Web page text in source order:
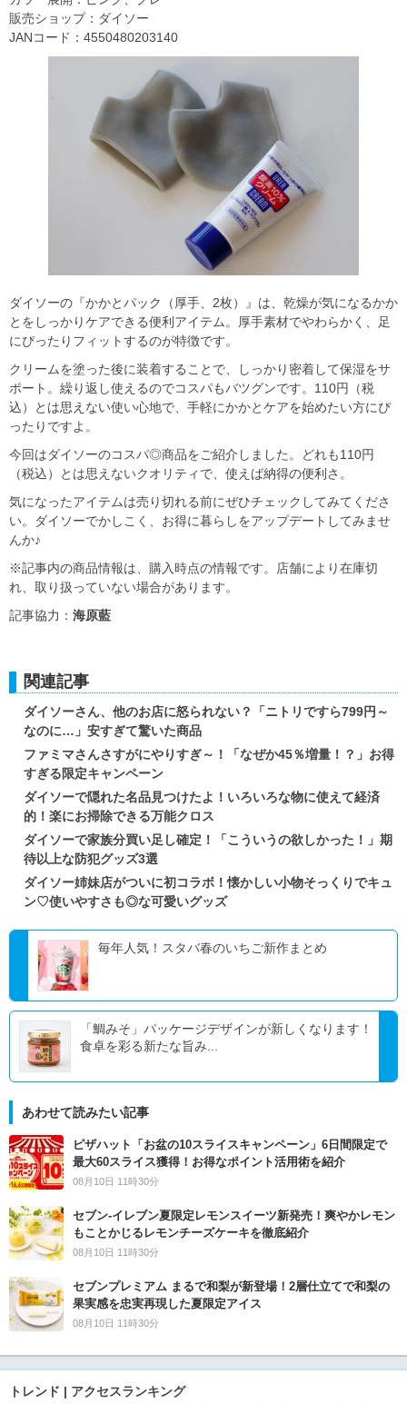
販売ショップ：ダイソー
JANコード：4550480203140
ダイソーの『かかとパック（厚手、2枚）』は、乾燥が気になるかか
とをしっかりケアできる便利アイテム。厚手素材でやわらかく、足
にぴったりフィットするのが特徴です。
クリームを塗った後に装着することで、しっかり密着して保湿をサ
ポート。繰り返し使えるのでコスパもバツグンです。110円（税
込）とは思えない使い心地で、手軽にかかとケアを始めたい方にぴ
ったりですよ。
今回はダイソーのコスパ◎商品をご紹介しました。どれも110円
（税込）とは思えないクオリティで、使えば納得の便利さ。
気になったアイテムは売り切れる前にぜひチェックしてみてくださ
い。ダイソーでかしこく、お得に暮らしをアップデートしてみませ
んか♪
※記事内の商品情報は、購入時点の情報です。店舗により在庫切
れ、取り扱っていない場合があります。
記事協力： 海原藍
関連記事
ダイソーさん、他のお店に怒られない？「ニトリですら799円～
なのに…」安すぎて驚いた商品
ファミマさんさすがにやりすぎ～！「なぜか45％増量！？」お得
すぎる限定キャンペーン
ダイソーで隠れた名品見つけたよ！いろいろな物に使えて経済
的！楽にお掃除できる万能クロス
ダイソーで家族分買い足し確定！「こういうの欲しかった！」期
待以上な防犯グッズ3選
ダイソー姉妹店がついに初コラボ！懐かしい小物そっくりでキュ
ン♡使いやすさも◎な可愛いグッズ
毎年人気！スタバ春のいちご新作まとめ
「鯛みそ」パッケージデザインが新しくなります！
食卓を彩る新たな旨み...
あわせて読みたい記事
ピザハット「お盆の10スライスキャンペーン」6日間限定で
最大60スライス獲得！お得なポイント活用術を紹介
08月10日 11時30分
セブン‐イレブン夏限定レモンスイーツ新発売！爽やかレモン
もことかじるレモンチーズケーキを徹底紹介
08月10日 11時30分
セブンプレミアム まるで和梨が新登場！2層仕立てで和梨の
果実感を忠実再現した夏限定アイス
08月10日 11時30分
トレンド | アクセスランキング